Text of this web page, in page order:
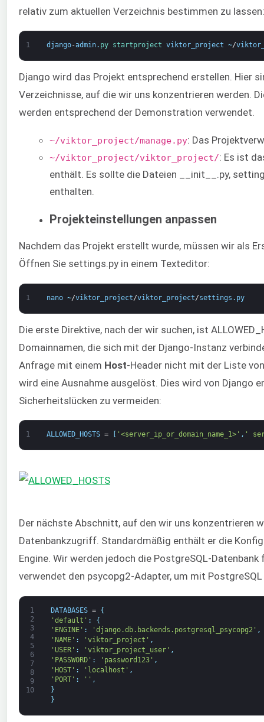
relativ zum aktuellen Verzeichnis bestimmen zu lassen:
1 django-admin. py startproject viktor_project ~/
Django wird das Projekt entsprechend erstellen. Hier
Verzeichnisse, auf die wir uns konzentrieren werden.
werden entsprechend der Demonstration verwendet.
~/viktor_project/manage.py: Das
~/viktor_project/viktor_project/: Es ist
enthält. Es sollte die Dateien __init__.py,
enthalten.
Projekteinstellungen anpassen
Nachdem das Projekt erstellt wurde, müssen wir als
Öffnen Sie settings.py in einem Texteditor:
1 nano ~/viktor_project/viktor_project/settings . py
Die erste Direktive, nach der wir suchen, ist
Domainnamen, die sich mit der Django-Instanz
Anfrage mit einem Host-Header nicht mit der Liste
wird eine Ausnahme ausgelöst. Dies wird von Django
Sicherheitslücken zu vermeiden:
1 ALLOWED_HOSTS = '<server_ip_or_domain_name_1>' , '
Der nächste Abschnitt, auf den wir uns konzentrieren
Datenbankzugriff. Standardmäßig enthält er die
Engine. Wir werden jedoch die PostgreSQL-
verwendet den psycopg2-Adapter, um mit
1
2
3
4
5
6
7
8
9
10
DATABASES =
{
'default' :
{
'ENGINE' : 'django.db.backends.postgresql_psycopg2' ,
'NAME' : 'viktor_project' ,
'USER' : 'viktor_project_user' ,
'PASSWORD' : 'password123' ,
'HOST' : 'localhost' ,
'PORT' : '' ,
}
}